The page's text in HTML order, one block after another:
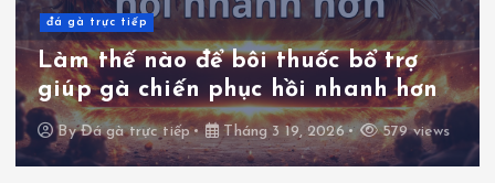
đá gà trực tiếp
Làm thế nào để bôi thuốc bổ trợ
giúp gà chiến phục hồi nhanh hơn
ByĐá gà trực tiếp Tháng 3 19, 2026 579 views